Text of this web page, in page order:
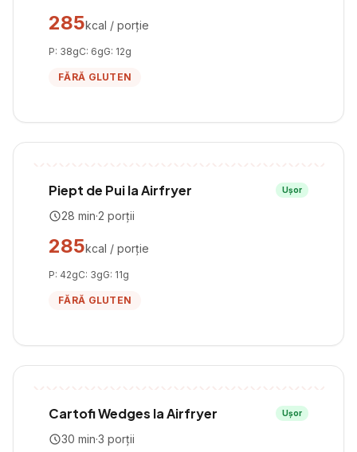
285kcal / porție
P: 38gC: 6gG: 12g
FĂRĂ GLUTEN
Piept de Pui la Airfryer Ușor
28 min·2 porții
285kcal / porție
P: 42gC: 3gG: 11g
FĂRĂ GLUTEN
Cartofi Wedges la Airfryer Ușor
30 min·3 porții